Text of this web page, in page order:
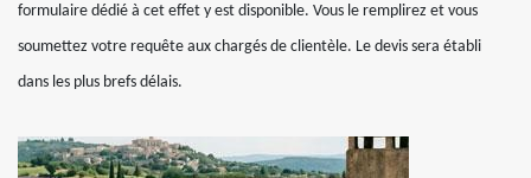
formulaire dédié à cet effet y est disponible. Vous le remplirez et vous
soumettez votre requête aux chargés de clientèle. Le devis sera établi
dans les plus brefs délais.